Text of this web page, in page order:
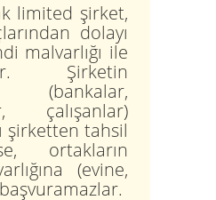
limited şirket,
dolayı
malvarlığı ile
Şirketin
(bankalar,
çalışanlar)
şirketten tahsil
ortakların
(evine,